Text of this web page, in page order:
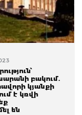
բակում.
կյանքի
է կռվի
են